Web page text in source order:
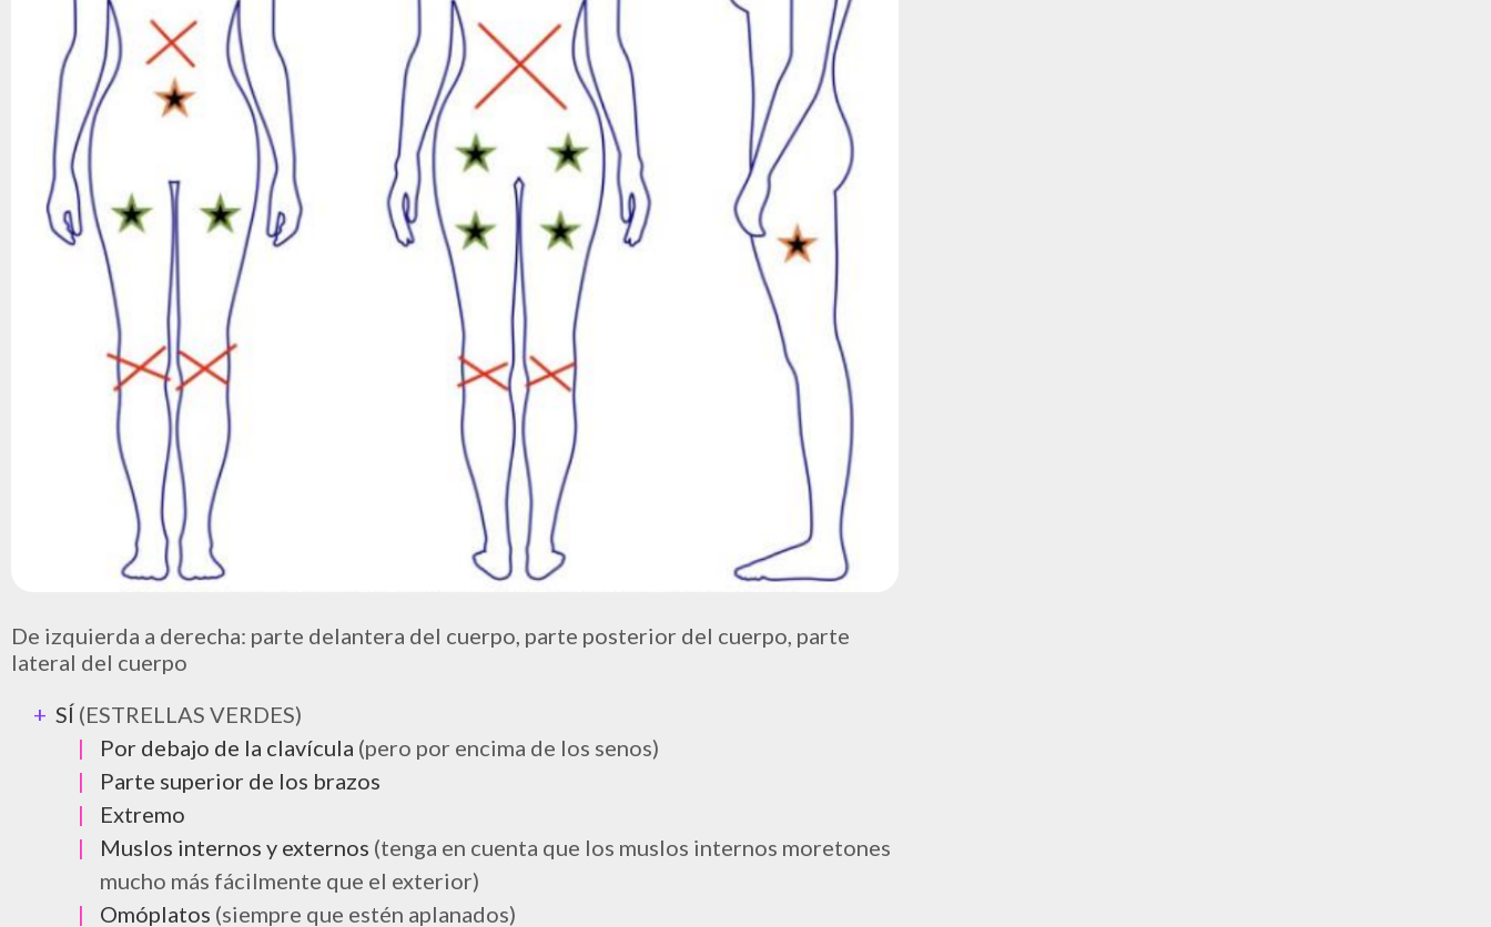
De izquierda a derecha: parte delantera del cuerpo, parte posterior del cuerpo, parte
lateral del cuerpo
SÍ (ESTRELLAS VERDES)
Por debajo de la clavícula (pero por encima de los senos)
Parte superior de los brazos
Extremo
Muslos internos y externos (tenga en cuenta que los muslos internos moretones
mucho más fácilmente que el exterior)
Omóplatos (siempre que estén aplanados)